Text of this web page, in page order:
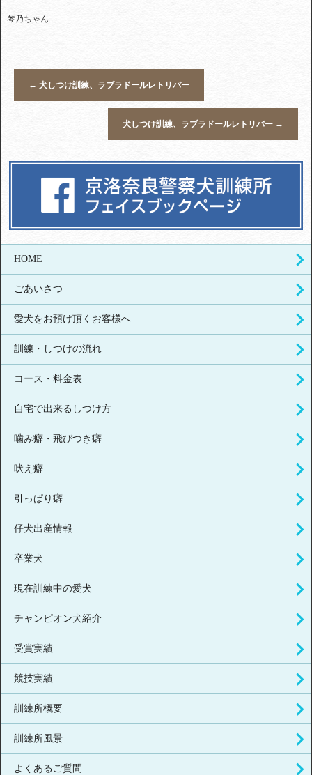
琴乃ちゃん
← 犬しつけ訓練、ラブラドールレトリバー
犬しつけ訓練、ラブラドールレトリバー →
HOME
ごあいさつ
愛犬をお預け頂くお客様へ
訓練・しつけの流れ
コース・料金表
自宅で出来るしつけ方
噛み癖・飛びつき癖
吠え癖
引っぱり癖
仔犬出産情報
卒業犬
現在訓練中の愛犬
チャンピオン犬紹介
受賞実績
競技実績
訓練所概要
訓練所風景
よくあるご質問